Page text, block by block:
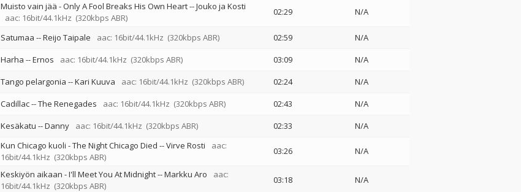
Muisto vain jää - Only A Fool Breaks His Own Heart--Jouko ja Kosti
aac: 16bit/44.1kHz (320kbps ABR)
02:29 N/A
Satumaa --Reijo Taipale aac: 16bit/44.1kHz (320kbps ABR) 02:59
N/A
Harha --Ernos aac: 16bit/44.1kHz (320kbps ABR) 03:09
N/A
Tango pelargonia --Kari Kuuva aac: 16bit/44.1kHz (320kbps ABR) 02:24
N/A
Cadillac--The Renegades aac: 16bit/44.1kHz (320kbps ABR) 02:43
N/A
Kesäkatu --Danny aac: 16bit/44.1kHz (320kbps ABR) 02:33 N/A
Kun Chicago kuoli - The Night Chicago Died --Virve Rosti
aac:
16bit/44.1kHz (320kbps ABR)
03:26 N/A
Keskiyön aikaan - I'll Meet You At Midnight--Markku Aro
aac:
16bit/44.1kHz (320kbps ABR)
03:18 N/A